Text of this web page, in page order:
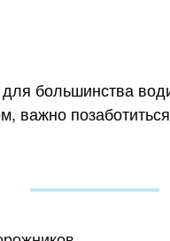
большинства
важно